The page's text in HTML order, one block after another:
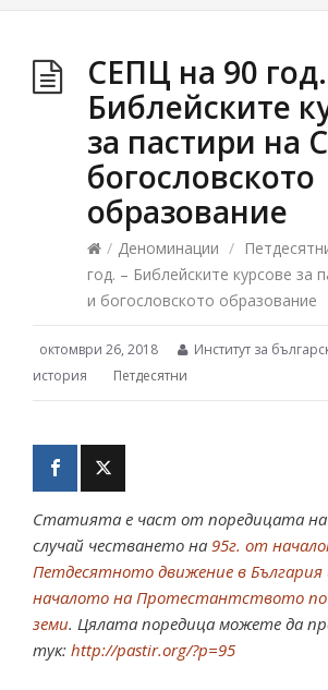
СЕПЦ на 90
Библейските
за пастири на
богословското
образование
/ Деноминации /
год. – Библейските курсове за
и богословското образование
октомври 26, 2018
Институт за
история
Петдесятни
Статията е част от поредицата на
случай честването на 95г. от
Петдесятното движение в България
началото на Протестантството по
земи. Цялата поредица можете да
тук: http://pastir.org/?p=95